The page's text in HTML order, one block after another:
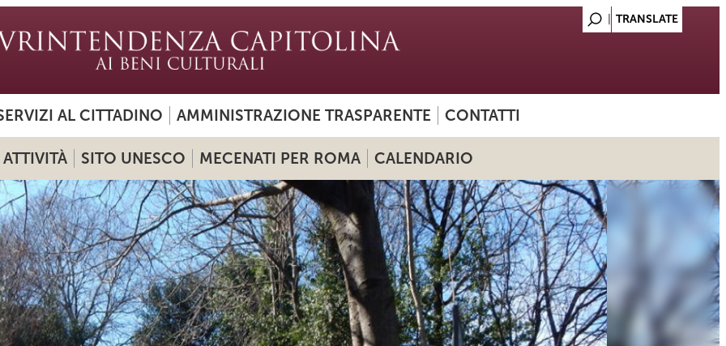
AL CITTADINO AMMINISTRAZIONE TRASPARENTE CONTATTI
ATTIVITÀ SITO UNESCO MECENATI PER ROMA CALENDARIO